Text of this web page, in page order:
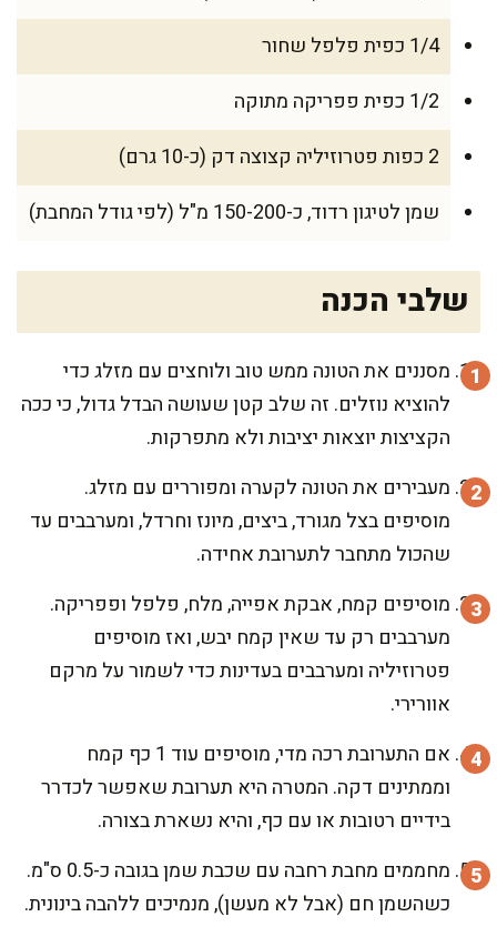
1/4 כפית פלפל שחור
1/2 כפית פפריקה מתוקה
2 כפות פטרוזיליה קצוצה דק (כ-10 גרם)
שמן לטיגון רדוד, כ-150-200 מ"ל (לפי גודל המחבת)
שלבי הכנה
מסננים את הטונה ממש טוב ולוחצים עם מזלג כדי
להוציא נוזלים. זה שלב קטן שעושה הבדל גדול, כי ככה
הקציצות יוצאות יציבות ולא מתפרקות.
מעבירים את הטונה לקערה ומפוררים עם מזלג.
מוסיפים בצל מגורד, ביצים, מיונז וחרדל, ומערבבים עד
שהכול מתחבר לתערובת אחידה.
מוסיפים קמח, אבקת אפייה, מלח, פלפל ופפריקה.
מערבבים רק עד שאין קמח יבש, ואז מוסיפים
פטרוזיליה ומערבבים בעדינות כדי לשמור על מרקם
אוורירי.
אם התערובת רכה מדי, מוסיפים עוד 1 כף קמח
וממתינים דקה. המטרה היא תערובת שאפשר לכדרר
בידיים רטובות או עם כף, והיא נשארת בצורה.
מחממים מחבת רחבה עם שכבת שמן בגובה כ-0.5 ס"מ.
כשהשמן חם (אבל לא מעשן), מנמיכים ללהבה בינונית.